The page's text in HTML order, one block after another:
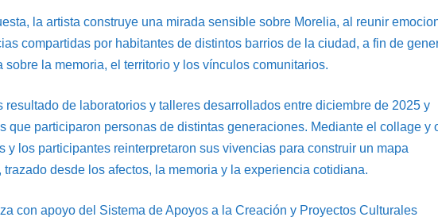
la artista construye una mirada sensible sobre Morelia, al reunir
compartidas por habitantes de distintos barrios de la ciudad, a fin de
sobre la memoria, el territorio y los vínculos comunitarios.
resultado de laboratorios y talleres desarrollados entre diciembre de 2025 y
que participaron personas de distintas generaciones. Mediante el collage y
y los participantes reinterpretaron sus vivencias para construir un mapa
desde los afectos, la memoria y la experiencia cotidiana.
con apoyo del Sistema de Apoyos a la Creación y Proyectos Culturales